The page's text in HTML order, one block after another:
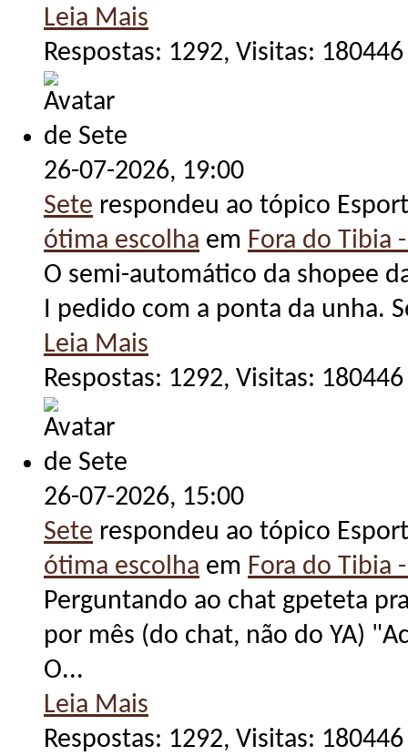
Leia Mais
Respostas: 1292, Visitas: 180446
26-07-2026, 19:00
Sete respondeu ao tópico
ótima escolha em Fora do Tibia
O semi-automático da shopee
I pedido com a ponta da unha.
Leia Mais
Respostas: 1292, Visitas: 180446
26-07-2026, 15:00
Sete respondeu ao tópico
ótima escolha em Fora do Tibia
Perguntando ao chat gpeteta
por mês (do chat, não do YA)
O...
Leia Mais
Respostas: 1292, Visitas: 180446